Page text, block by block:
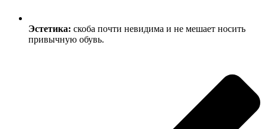
Эстетика: скоба почти невидима и не мешает носить
привычную обувь.